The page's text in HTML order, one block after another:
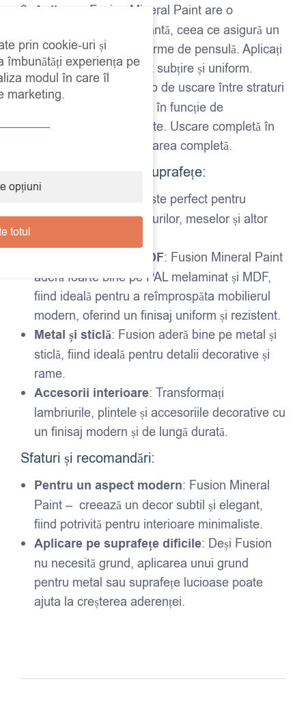
Aplicare
: Fusion Mineral Paint are o
consistență autonivelantă, ceea ce asigură un
finisaj uniform și fără urme de pensulă. Aplicați
vopseaua într-un strat subțire și uniform.
Timp de uscare
: Timp de uscare între straturi
– aproximativ 2-4 ore, în funcție de
temperatură și umiditate. Uscare completă în
24 de ore pentru utilizarea completă.
Ideal pentru diverse suprafețe:
: Este perfect pentru
recondiționarea dulapurilor, meselor și altor
PAL melaminat și MDF: Fusion Mineral Paint
aderă foarte bine pe PAL melaminat și MDF,
fiind ideală pentru a reîmprospăta mobilierul
modern, oferind un finisaj uniform și rezistent.
Metal și sticlă: Fusion aderă bine pe metal și
sticlă, fiind ideală pentru detalii decorative și
rame.
Accesorii interioare: Transformați
lambriurile, plintele și accesoriile decorative cu
un finisaj modern și de lungă durată.
Sfaturi și recomandări:
Pentru un aspect modern: Fusion Mineral
Paint – creează un decor subtil și elegant,
fiind potrivită pentru interioare minimaliste.
Aplicare pe suprafețe dificile: Deși Fusion
nu necesită grund, aplicarea unui grund
pentru metal sau suprafețe lucioase poate
ajuta la creșterea aderenței.
prin cookie-uri și
îmbunătăți experiența pe
modul în care îl
marketing.
opțiuni
totul